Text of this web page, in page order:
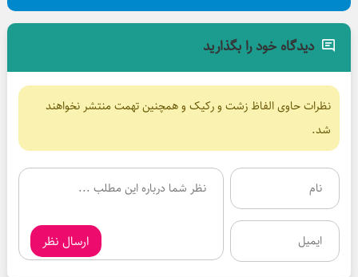
دیدگاه خود را بگذارید
نظرات حاوی الفاظ زشت و رکیک و همچنین تهمت منتشر نخواهند
شد.
ارسال نظر